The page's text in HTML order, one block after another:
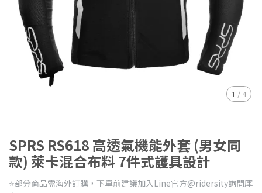
1 / 4
SPRS RS618 高透氣機能外套 (男女同
款) 萊卡混合布料 7件式護具設計
⭐️部分商品需海外訂購，下單前建議加入Line官方@ridersity詢問庫